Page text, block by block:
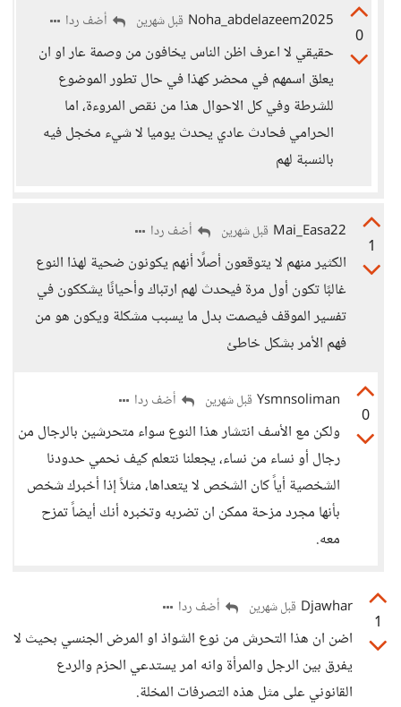
0
Noha_abdelazeem2025 قبل شهرين أضف ردا
حقيقي لا اعرف اظن الناس يخافون من وصمة عار او ان
يعلق اسمهم في محضر كهذا في حال تطور الموضوع
للشرطة وفي كل الاحوال هذا من نقص المروءة، اما
الحرامي فحادث عادي يحدث يوميا لا شيء مخجل فيه
بالنسبة لهم
1
Mai_Easa22 قبل شهرين أضف ردا
الكثير منهم لا يتوقعون أصلًا أنهم يكونون ضحية لهذا النوع
غالبًا تكون أول مرة فيحدث لهم ارتباك وأحيانًا يشككون في
تفسير الموقف فيصمت بدل ما يسبب مشكلة ويكون هو من
فهم الأمر بشكل خاطئ
0
Ysmnsoliman قبل شهرين أضف ردا
ولكن مع الأسف انتشار هذا النوع سواء متحرشين بالرجال من
رجال أو نساء من نساء، يجعلنا نتعلم كيف نحمي حدودنا
الشخصية أياً كان الشخص لا يتعداها، مثلاً إذا أخبرك شخص
بأنها مجرد مزحة ممكن ان تضربه وتخبره أنك أيضاً تمزح
معه.
1
Djawhar قبل شهرين أضف ردا
اضن ان هذا التحرش من نوع الشواذ او المرض الجنسي بحيث لا
يفرق بين الرجل والمرأة وانه امر يستدعي الحزم والردع
القانوني على مثل هذه التصرفات المخلة.